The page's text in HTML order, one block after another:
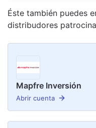
Éste también puedes
distribudores
Mapfre Inversión
Abrir cuenta